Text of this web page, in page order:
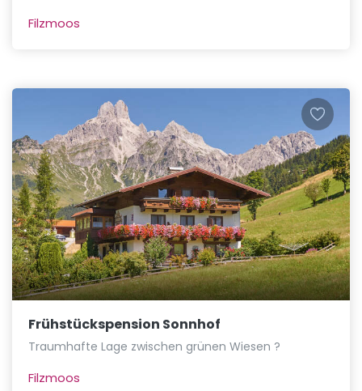
Filzmoos
Frühstückspension Sonnhof
Traumhafte Lage zwischen grünen Wiesen ?
Filzmoos